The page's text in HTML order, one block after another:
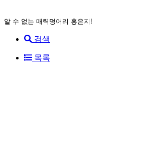
알 수 없는 매력덩어리 홍은지!
검색
목록